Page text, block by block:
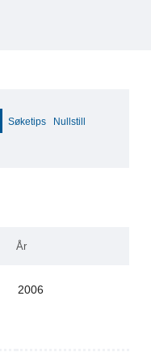
Søketips Nullstill
År
2006